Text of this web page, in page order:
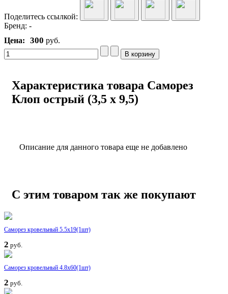
Поделитесь ссылкой:
Бренд: -
Цена:
300 руб.
Характеристика товара Саморез
Клоп острый (3,5 х 9,5)
Описание для данного товара еще не добавлено
С этим товаром так же покупают
Саморез кровельный 5.5x19(1шт)
2 руб.
Саморез кровельный 4.8x60(1шт)
2 руб.